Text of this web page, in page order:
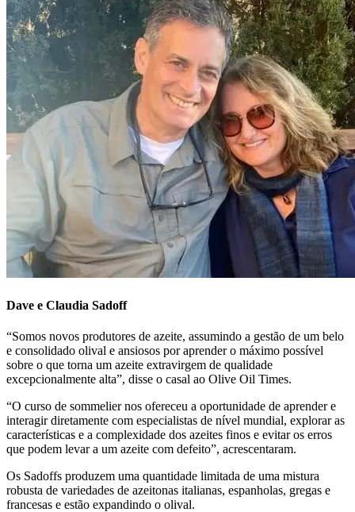
Dave e Claudia Sadoff
“Somos novos produtores de azeite, assumindo a gestão de um belo
e consolidado olival e ansiosos por aprender o máximo possível
sobre o que torna um azeite extravirgem de qualidade
excepcionalmente alta”, disse o casal ao Olive Oil Times.
“O curso de sommelier nos ofereceu a oportunidade de aprender e
interagir diretamente com especialistas de nível mundial, explorar as
características e a complexidade dos azeites finos e evitar os erros
que podem levar a um azeite com defeito”, acrescentaram.
Os Sadoffs produzem uma quantidade limitada de uma mistura
robusta de variedades de azeitonas italianas, espanholas, gregas e
francesas e estão expandindo o olival.